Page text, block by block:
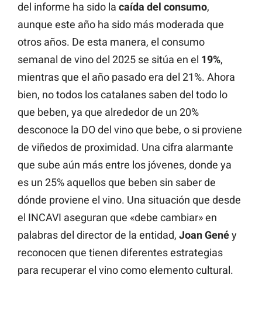
del informe ha sido la caída del consumo,
aunque este año ha sido más moderada que
otros años. De esta manera, el consumo
semanal de vino del 2025 se sitúa en el 19%,
mientras que el año pasado era del 21%. Ahora
bien, no todos los catalanes saben del todo lo
que beben, ya que alrededor de un 20%
desconoce la DO del vino que bebe, o si proviene
de viñedos de proximidad. Una cifra alarmante
que sube aún más entre los jóvenes, donde ya
es un 25% aquellos que beben sin saber de
dónde proviene el vino. Una situación que desde
el INCAVI aseguran que «debe cambiar» en
palabras del director de la entidad, Joan Genéy
reconocen que tienen diferentes estrategias
para recuperar el vino como elemento cultural.